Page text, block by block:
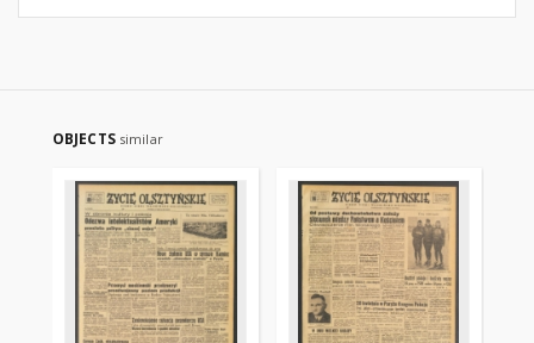
OBJECTS similar